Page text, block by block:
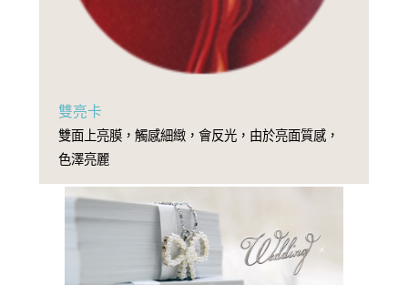
雙亮卡
雙面上亮膜，觸感細緻，會反光，由於亮面質感，
色澤亮麗